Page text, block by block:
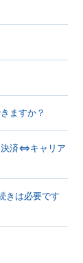
ますか？
決済⇔キャリア
きは必要です